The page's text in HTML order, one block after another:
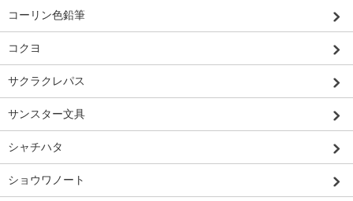
コーリン色鉛筆
コクヨ
サクラクレパス
サンスター文具
シャチハタ
ショウワノート